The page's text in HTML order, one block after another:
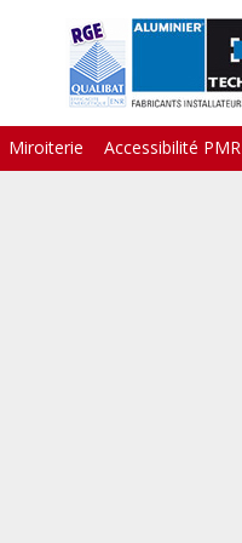
Miroiterie Accessibilité PMR